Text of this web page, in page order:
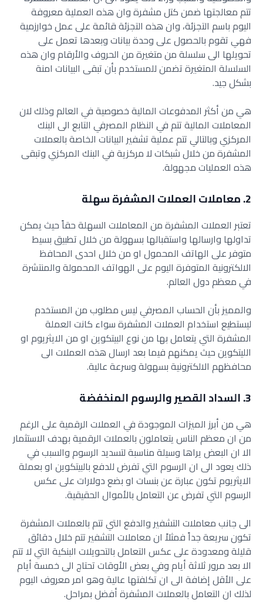
تتم معالجتها ضمن كتل مشفرة وان هذه العملية معروفة
اليوم باسم التجزئة، وان هذه التجزئة قائمة على عمل خوارزمية
فهي تقوم بالحصول على وحدة بيانات وبعدها تعمل على
تحويلها الى سلسلة من متغيرة من الحروف والأرقام وان هذه
السلسلة المتغيرة تضمن للمستخدم بأن تبقى البيانات امنة
بشكل جيد.
هي من أكثر المدفوعات المالية خصوصية في العالم وذلك لان
المعاملات المالية تتم في النظام المصرفي التابع الى البنك
المركزي وبالتالي تتم عملية تشفير البيانات الخاصة بالعملات
المشفرة من خلال شبكات لا مركزية في البنك المركزي وتبقى
هذه العمليات مجهولة.
2. معاملات العملات المشفرة سهلة
تعتبر العملات المشفرة من المعاملات السهلة حقاً حيث يمكن
تداولها وارسالها واستقبالها بسهولة من خلال تطبيق بسيط
متوفر على الهاتف المحمول او من خلال احدى المحافظ
الالكترونية المتوفرة اليوم على الهواتف المحمولة والمنتشرة
في معظم دول العالم.
والمميز بأن الحساب المصرفي ليس مطلوب من المستخدم
ليستطيع استخدام العملات المشفرة سواء كانت العملة
المشفرة التي يتعامل بها من نوع البيتكوين او من الايثريوم او
الليتكوين حيث يمكنهم فيما بعد ارسال هذه العملات الى
محافظهم الالكترونية بسهولة وسرعة عالية.
3. السداد القصير والرسوم المنخفضة
هي من أبرز الميزات الموجودة في العملات الرقمية على الرغم
من ان معظم الناس يتعاملون بالعملات الرقمية بهدف الاستثمار
الا ان البعض يراها وسيلة مناسبة لتسديد الرسوم والسبب في
ذلك يعود الى ان الرسوم التي تفرض للدفع بالبيتكوين او بعملة
الايثريوم تكون عبارة عن بنسات او بضع دولارات على عكس
الرسوم التي تفرض عن التعامل بالأموال الحقيقية.
الى جانب معاملات التشفير والدفع التي تتم بالعملات المشفرة
تكون سريعة جداً فمثلاً ان معاملات التشفير تتم خلال دقائق
قليلة ومعدودة على عكس التعامل بالتحويلات البنكية التي لا تتم
الا بعد مرور ثلاثة أيام وفي بعض الأوقات تحتاج الى خمسة أيام
على الأقل إضافة الى ان تكلفتها عالية وهو امر معروف اليوم
لذلك ان التعامل بالعملات المشفرة أفضل بمراحل.